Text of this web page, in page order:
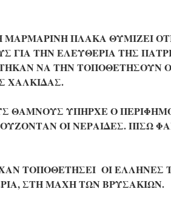
ΠΛΑΚΑ ΘΥΜΙΖΕΙ
ΓΙΑ ΤΗΝ ΕΛΕΥΘΕΡΙΑ ΤΗΣ
ΝΑ ΤΗΝ ΤΟΠΟΘΕΤΗΣΟΥΝ
ΧΑΛΚΙΔΑΣ.
ΘΑΜΝΟΥΣ ΥΠΗΡΧΕ Ο
ΟΙ ΝΕΡΑΙΔΕΣ. ΠΙΣΩ
ΤΟΠΟΘΕΤΗΣΕΙ ΟΙ ΕΛΛΗΝΕΣ
ΣΤΗ ΜΑΧΗ ΤΩΝ ΒΡΥΣΑΚΙΩΝ.